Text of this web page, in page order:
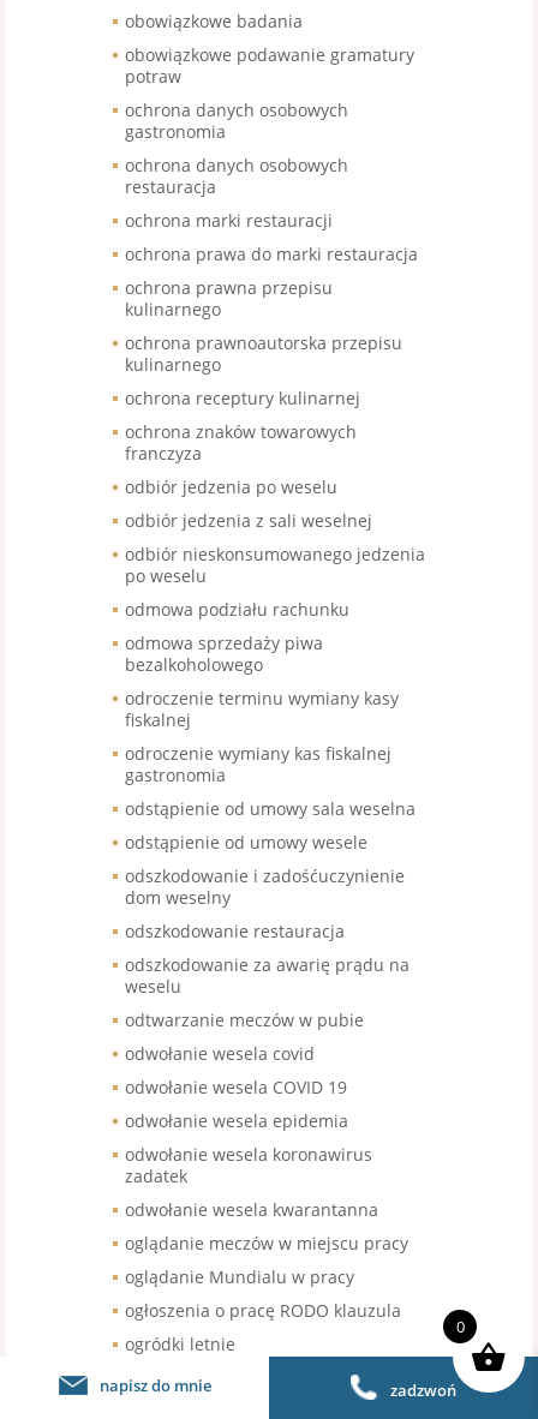
obowiązkowe badania
obowiązkowe podawanie gramatury
potraw
ochrona danych osobowych
gastronomia
ochrona danych osobowych
restauracja
ochrona marki restauracji
ochrona prawa do marki restauracja
ochrona prawna przepisu
kulinarnego
ochrona prawnoautorska przepisu
kulinarnego
ochrona receptury kulinarnej
ochrona znaków towarowych
franczyza
odbiór jedzenia po weselu
odbiór jedzenia z sali weselnej
odbiór nieskonsumowanego jedzenia
po weselu
odmowa podziału rachunku
odmowa sprzedaży piwa
bezalkoholowego
odroczenie terminu wymiany kasy
fiskalnej
odroczenie wymiany kas fiskalnej
gastronomia
odstąpienie od umowy sala weselna
odstąpienie od umowy wesele
odszkodowanie i zadośćuczynienie
dom weselny
odszkodowanie restauracja
odszkodowanie za awarię prądu na
weselu
odtwarzanie meczów w pubie
odwołanie wesela covid
odwołanie wesela COVID 19
odwołanie wesela epidemia
odwołanie wesela koronawirus
zadatek
odwołanie wesela kwarantanna
oglądanie meczów w miejscu pracy
oglądanie Mundialu w pracy
ogłoszenia o pracę RODO klauzula
ogródki letnie
ogródki piwne
napisz do mnie zadzwoń
0